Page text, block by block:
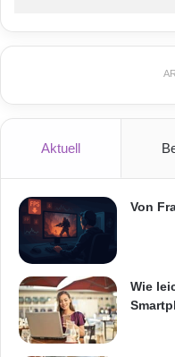
Aktuell
Von
Wie